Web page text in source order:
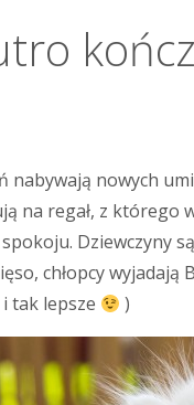
nabywają nowych
na regał, z którego
Dziewczyny
chłopcy
tak lepsze
)